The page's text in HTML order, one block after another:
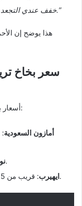
“خفف عندي التجعد بشكل واضح، بس لازم ما تكثرين منه.”
هذا يوضح إن
أسعار بخاخ تريسمي ممكن تختلف من متجر للثاني:
أمازون السعودية
: يتراوح بين 40 – 55 ريال.
ايهيرب: قريب من 45 ريال، مع إمكانية استخدام كود خصم.